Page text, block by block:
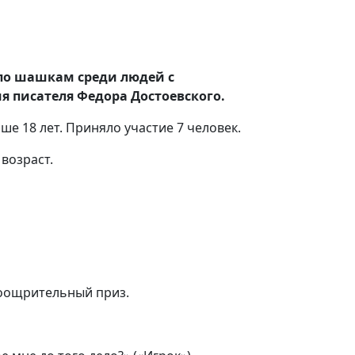
шашкам среди людей с
Федора Достоевского.
18 лет. Приняло участие 7 человек.
приз.